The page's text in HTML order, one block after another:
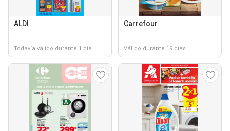
ALDI
Todavía válido durante 1 día
Carrefour
Válido durante 19 días